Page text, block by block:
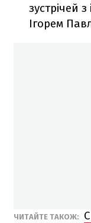
зустрічей
Ігорем
ЧИТАЙТЕ ТАКОЖ: